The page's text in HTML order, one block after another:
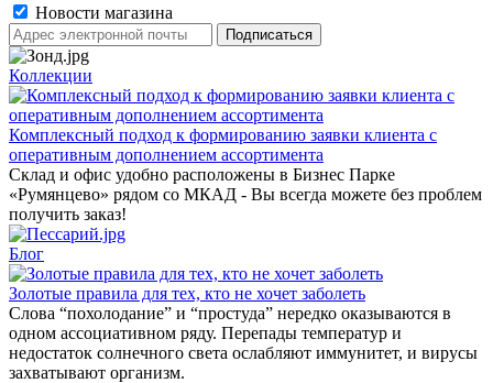
Новости магазина
Коллекции
Комплексный подход к формированию заявки клиента с
оперативным дополнением ассортимента
Склад и офис удобно расположены в Бизнес Парке
«Румянцево» рядом со МКАД - Вы всегда можете без проблем
получить заказ!
Блог
Золотые правила для тех, кто не хочет заболеть
Слова “похолодание” и “простуда” нередко оказываются в
одном ассоциативном ряду. Перепады температур и
недостаток солнечного света ослабляют иммунитет, и вирусы
захватывают организм.